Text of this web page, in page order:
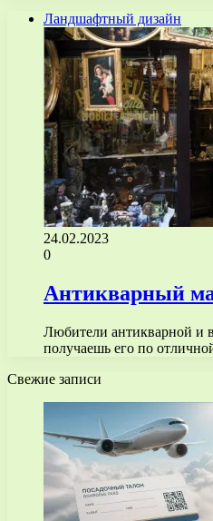
Ландшафтный дизайн
24.02.2023
0
Антикварный
Любители антикварной и
получаешь его по
Свежие записи